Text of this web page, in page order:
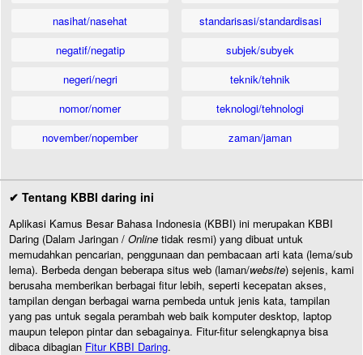
nasihat/nasehat
negatif/negatip
negeri/negri
nomor/nomer
november/nopember
standarisasi/standardisasi
subjek/subyek
teknik/tehnik
teknologi/tehnologi
zaman/jaman
✔ Tentang KBBI daring ini
Aplikasi Kamus Besar Bahasa Indonesia (KBBI) ini merupakan KBBI
Daring (Dalam Jaringan / Online tidak resmi) yang dibuat untuk
memudahkan pencarian, penggunaan dan pembacaan arti kata (lema/sub
lema). Berbeda dengan beberapa situs web (laman/website) sejenis, kami
berusaha memberikan berbagai fitur lebih, seperti kecepatan akses,
tampilan dengan berbagai warna pembeda untuk jenis kata, tampilan
yang pas untuk segala perambah web baik komputer desktop, laptop
maupun telepon pintar dan sebagainya. Fitur-fitur selengkapnya bisa
dibaca dibagian Fitur KBBI Daring.